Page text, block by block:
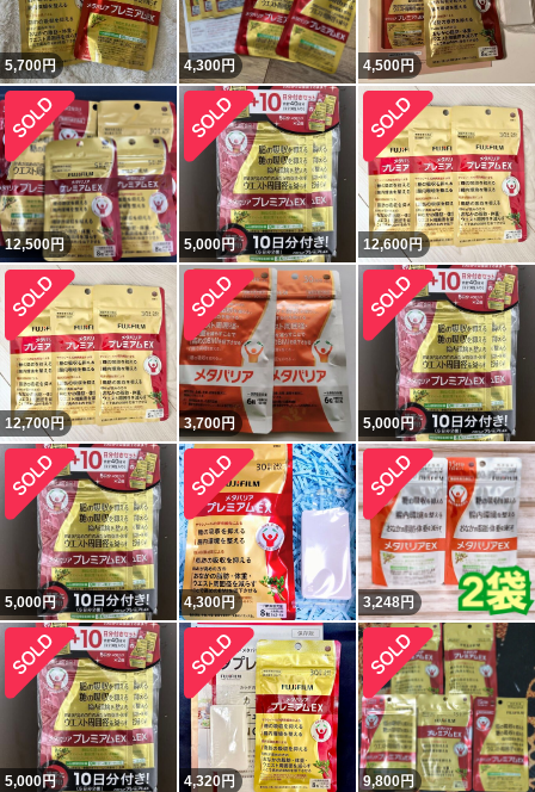
5,700円 4,300円 4,500円
12,500円 5,000円 12,600円
12,700円 3,700円 5,000円
5,000円 4,300円 3,248円
5,000円 4,320円 9,800円